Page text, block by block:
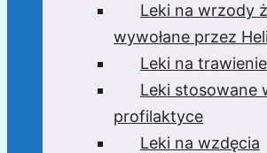
Leki na wrzody
wywołane przez
Leki na
Leki stosowane
profilaktyce
Leki na wzdęcia